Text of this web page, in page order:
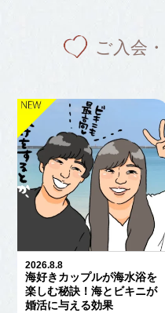
ご入会
2026.8.8
海好きカップルが海水浴を
楽しむ秘訣！海とビキニが
婚活に与える効果